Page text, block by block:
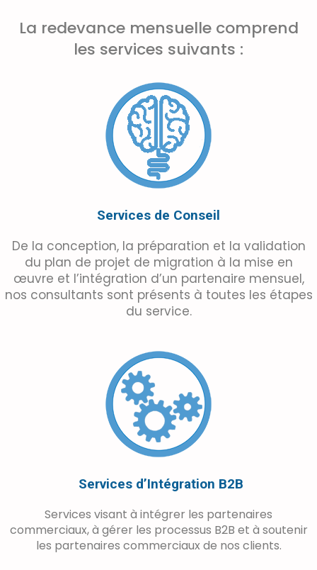
La redevance mensuelle comprend
les services suivants :
Services de Conseil
De la conception, la préparation et la validation
du plan de projet de migration à la mise en
œuvre et l’intégration d’un partenaire mensuel,
nos consultants sont présents à toutes les étapes
du service.
Services d’Intégration B2B
Services visant à intégrer les partenaires
commerciaux, à gérer les processus B2B et à soutenir
les partenaires commerciaux de nos clients.